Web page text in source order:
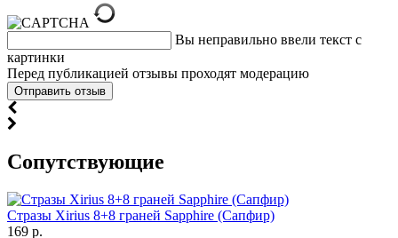
Вы неправильно ввели текст с
картинки
Перед публикацией отзывы проходят модерацию
Cопутствующие
Стразы Xirius 8+8 граней Sapphire (Сапфир)
169 р.